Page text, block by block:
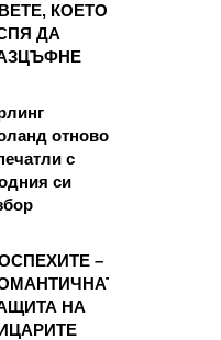
КОЕТО
ДА
отново
с
си
–
НА